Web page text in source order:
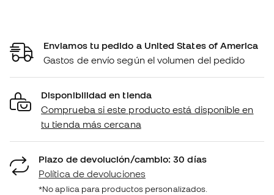
Enviamos tu pedido a United States of America
Gastos de envío según el volumen del pedido
Disponibilidad en tienda
Comprueba si este producto está disponible en
tu tienda más cercana
Plazo de devolución/cambio: 30 días
Política de devoluciones
*No aplica para productos personalizados.